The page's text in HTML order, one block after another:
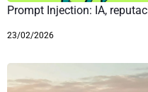
Prompt Injection: IA,
23/02/2026